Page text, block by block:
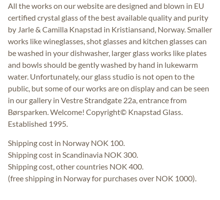
All the works on our website are designed and blown in EU
certified crystal glass of the best available quality and purity
by Jarle & Camilla Knapstad in Kristiansand, Norway. Smaller
works like wineglasses, shot glasses and kitchen glasses can
be washed in your dishwasher, larger glass works like plates
and bowls should be gently washed by hand in lukewarm
water. Unfortunately, our glass studio is not open to the
public, but some of our works are on display and can be seen
in our gallery in Vestre Strandgate 22a, entrance from
Børsparken. Welcome! Copyright© Knapstad Glass.
Established 1995.
Shipping cost in Norway NOK 100.
Shipping cost in Scandinavia NOK 300.
Shipping cost, other countries NOK 400.
(free shipping in Norway for purchases over NOK 1000).